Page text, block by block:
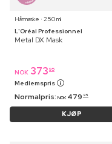
Hårmaske ⋅ 250 ml
L'Oréal Professionnel
Metal DX Mask
NOK 373 95
Medlemspris
Normalpris: NOK 479 95
KJØP